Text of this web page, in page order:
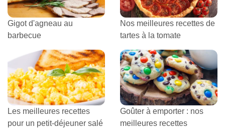
Gigot d'agneau au
barbecue
Nos meilleures recettes de
tartes à la tomate
Les meilleures recettes
pour un petit-déjeuner salé
Goûter à emporter : nos
meilleures recettes